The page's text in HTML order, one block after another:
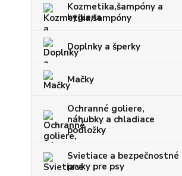
Kozmetika,šampóny a
hygiena
Doplnky a šperky
Mačky
Ochranné goliere,
náhubky a chladiace
podložky
Svietiace a bezpečnostné
prvky pre psy